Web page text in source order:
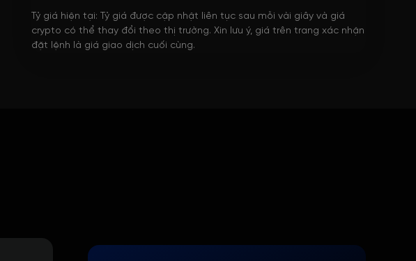
Tỷ giá hiện tại: Tỷ giá được cập nhật liên tục sau mỗi vài giây và giá
crypto có thể thay đổi theo thị trường. Xin lưu ý, giá trên trang xác nhận
đặt lệnh là giá giao dịch cuối cùng.